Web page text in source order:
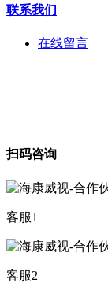
联系我们
在线留言
扫码咨询
客服1
客服2